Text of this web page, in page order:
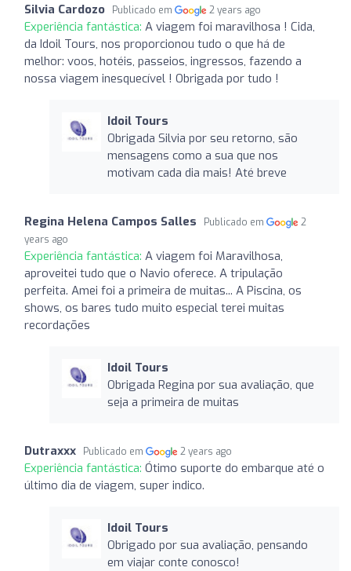
Silvia Cardozo Publicado em 2 years ago
Experiência fantástica: A viagem foi maravilhosa ! Cida,
da Idoil Tours, nos proporcionou tudo o que há de
melhor: voos, hotéis, passeios, ingressos, fazendo a
nossa viagem inesquecível ! Obrigada por tudo !
Idoil Tours
Obrigada Silvia por seu retorno, são
mensagens como a sua que nos
motivam cada dia mais! Até breve
Regina Helena Campos Salles Publicado em
2
years ago
Experiência fantástica: A viagem foi Maravilhosa,
aproveitei tudo que o Navio oferece. A tripulação
perfeita. Amei foi a primeira de muitas... A Piscina, os
shows, os bares tudo muito especial terei muitas
recordações
Idoil Tours
Obrigada Regina por sua avaliação, que
seja a primeira de muitas
Dutraxxx Publicado em 2 years ago
Experiência fantástica: Ótimo suporte do embarque até o
último dia de viagem, super indico.
Idoil Tours
Obrigado por sua avaliação, pensando
em viajar conte conosco!